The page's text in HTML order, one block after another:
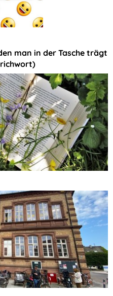
man in der Tasche trägt